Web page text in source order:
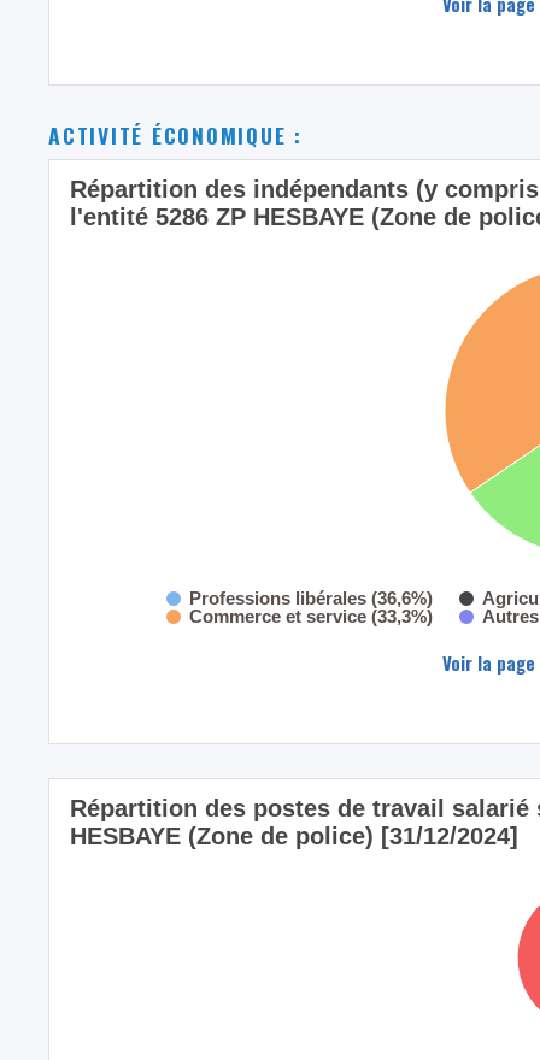
ACTIVITÉ ÉCONOMIQUE :
Répartition des indépendants (y
l'entité 5286 ZP HESBAYE (Zone de
Professions libérales (36,6%)
Commerce et service (33,3%)
Voir la
Répartition des postes de travail
HESBAYE (Zone de police) [31/12/2024]